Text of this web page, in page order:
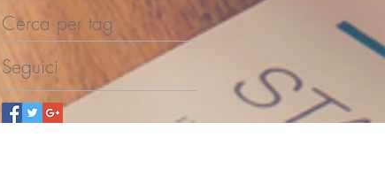
Cerca per tag
Seguici